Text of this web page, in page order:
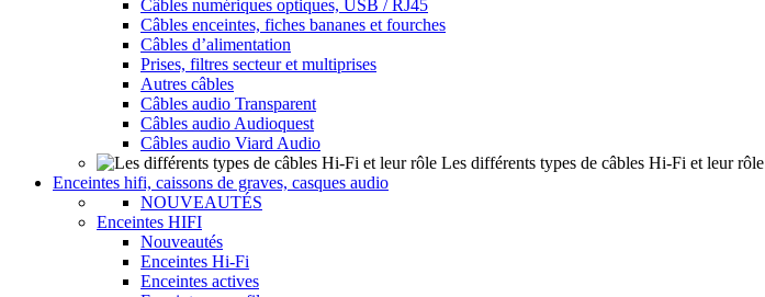
Câbles numériques optiques, USB / RJ45
Câbles enceintes, fiches bananes et fourches
Câbles d’alimentation
Prises, filtres secteur et multiprises
Autres câbles
Câbles audio Transparent
Câbles audio Audioquest
Câbles audio Viard Audio
Les différents types de câbles Hi-Fi et leur rôle
Enceintes hifi, caissons de graves, casques audio
NOUVEAUTÉS
Enceintes HIFI
Nouveautés
Enceintes Hi-Fi
Enceintes actives